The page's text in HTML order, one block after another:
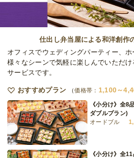
スペシャルパー
デラックスパー
仕出し弁当屋による和洋創作
オフィスでウェディングパーティー、ホ
様々なシーンで気軽に楽しんでいただ
サービスです。
おすすめプラン 価格帯： 1,100～
《小分け》全
ダブルプラン)
オードブル
《小分け》全